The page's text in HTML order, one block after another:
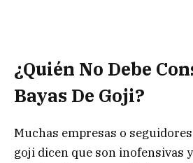
¿Quién No Debe
Bayas De Goji?
Muchas empresas o
goji dicen que son inofensivas